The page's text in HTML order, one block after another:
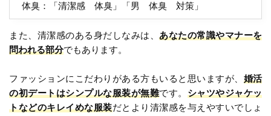
体臭：「清潔感 体臭」「男 体臭 対策」
また、清潔感のある身だしなみは、 あなたの常識やマナーを
問われる部分でもあります。
ファッションにこだわりがある方もいると思いますが、 婚活
の初デートはシンプルな服装が無難です。 シャツやジャケッ
トなどのキレイめな服装だとより清潔感を与えやすいでしょ